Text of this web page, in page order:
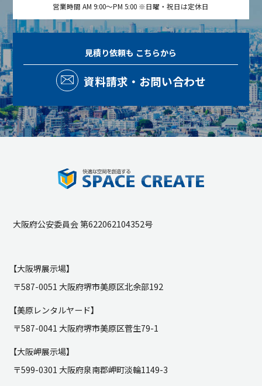
営業時間 AM 9:00～PM 5:00 ※日曜・祝日は定休日
見積り依頼も こちらから
資料請求・お問い合わせ
大阪府公安委員会 第622062104352号
【大阪堺展示場】
〒587-0051 大阪府堺市美原区北余部192
【美原レンタルヤード】
〒587-0041 大阪府堺市美原区菅生79-1
【大阪岬展示場】
〒599-0301 大阪府泉南郡岬町淡輪1149-3